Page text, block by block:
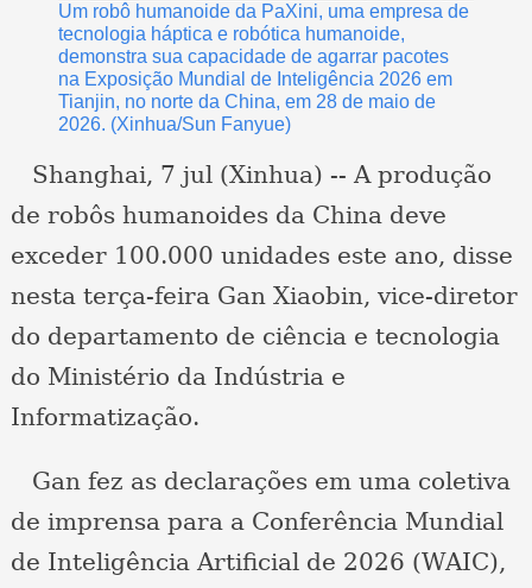
Um robô humanoide da PaXini, uma empresa de
tecnologia háptica e robótica humanoide,
demonstra sua capacidade de agarrar pacotes
na Exposição Mundial de Inteligência 2026 em
Tianjin, no norte da China, em 28 de maio de
2026. (Xinhua/Sun Fanyue)
Shanghai, 7 jul (Xinhua) -- A produção
de robôs humanoides da China deve
exceder 100.000 unidades este ano, disse
nesta terça-feira Gan Xiaobin, vice-diretor
do departamento de ciência e tecnologia
do Ministério da Indústria e
Informatização.
Gan fez as declarações em uma coletiva
de imprensa para a Conferência Mundial
de Inteligência Artificial de 2026 (WAIC),